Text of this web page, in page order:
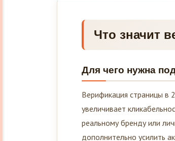
Что значит
Для чего нужна
Верификация страницы в
увеличивает
реальному бренду или
дополнительно усилить